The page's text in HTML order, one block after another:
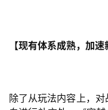
【现有体系成熟，加速
除了从玩法内容上，